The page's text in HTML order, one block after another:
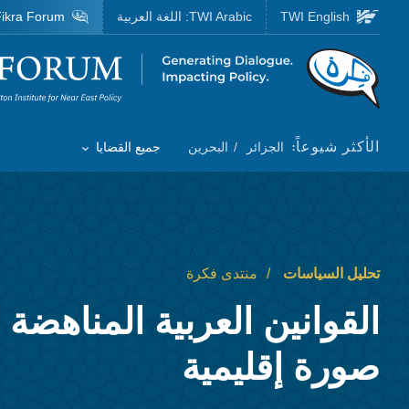
Skip to main content
Homepage
الأكثر شيوعاً: الجزائر البحرين
Toggle List of
جميع القضايا
TWI English
TWI Arabic: اللغة العربية Forum
تحليل السياسات منتدى فكرة
القوانين العربية
صورة إقليمية